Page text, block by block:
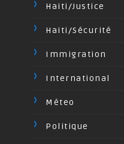
Haiti/Justice
Haiti/Sécurité
Immigration
International
Méteo
Politique